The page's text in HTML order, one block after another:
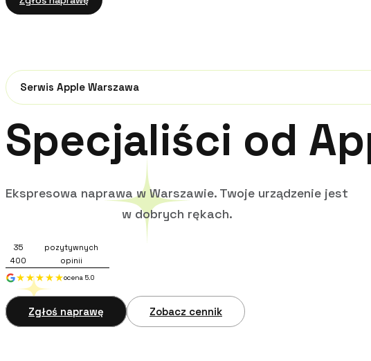
Serwis Apple Warszawa
Specjaliści od
Ekspresowa naprawa w Warszawie. Twoje urządzenie jest
w dobrych rękach.
35
400
pozytywnych
opinii
ocena 5.0
Zgłoś naprawę Zobacz cennik